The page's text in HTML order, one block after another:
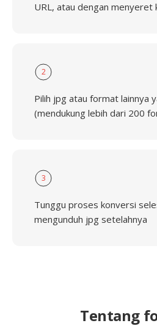
URL, atau dengan menyeret
2
Pilih jpg atau format lainnya
(mendukung lebih dari 200
3
Tunggu proses konversi
mengunduh jpg setelahnya
Tentang